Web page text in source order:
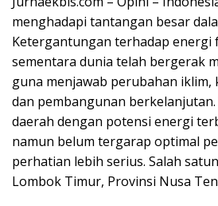
menghadapi tantangan besar
Ketergantungan terhadap energi
sementara dunia telah bergerak
guna menjawab perubahan iklim,
dan pembangunan
daerah dengan potensi energi
namun belum tergarap optimal
perhatian lebih serius. Salah
Lombok Timur, Provinsi Nusa